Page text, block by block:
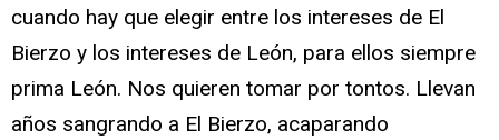
cuando hay que elegir entre los intereses de El
Bierzo y los intereses de León, para ellos siempre
prima León. Nos quieren tomar por tontos. Llevan
años sangrando a El Bierzo, acaparando